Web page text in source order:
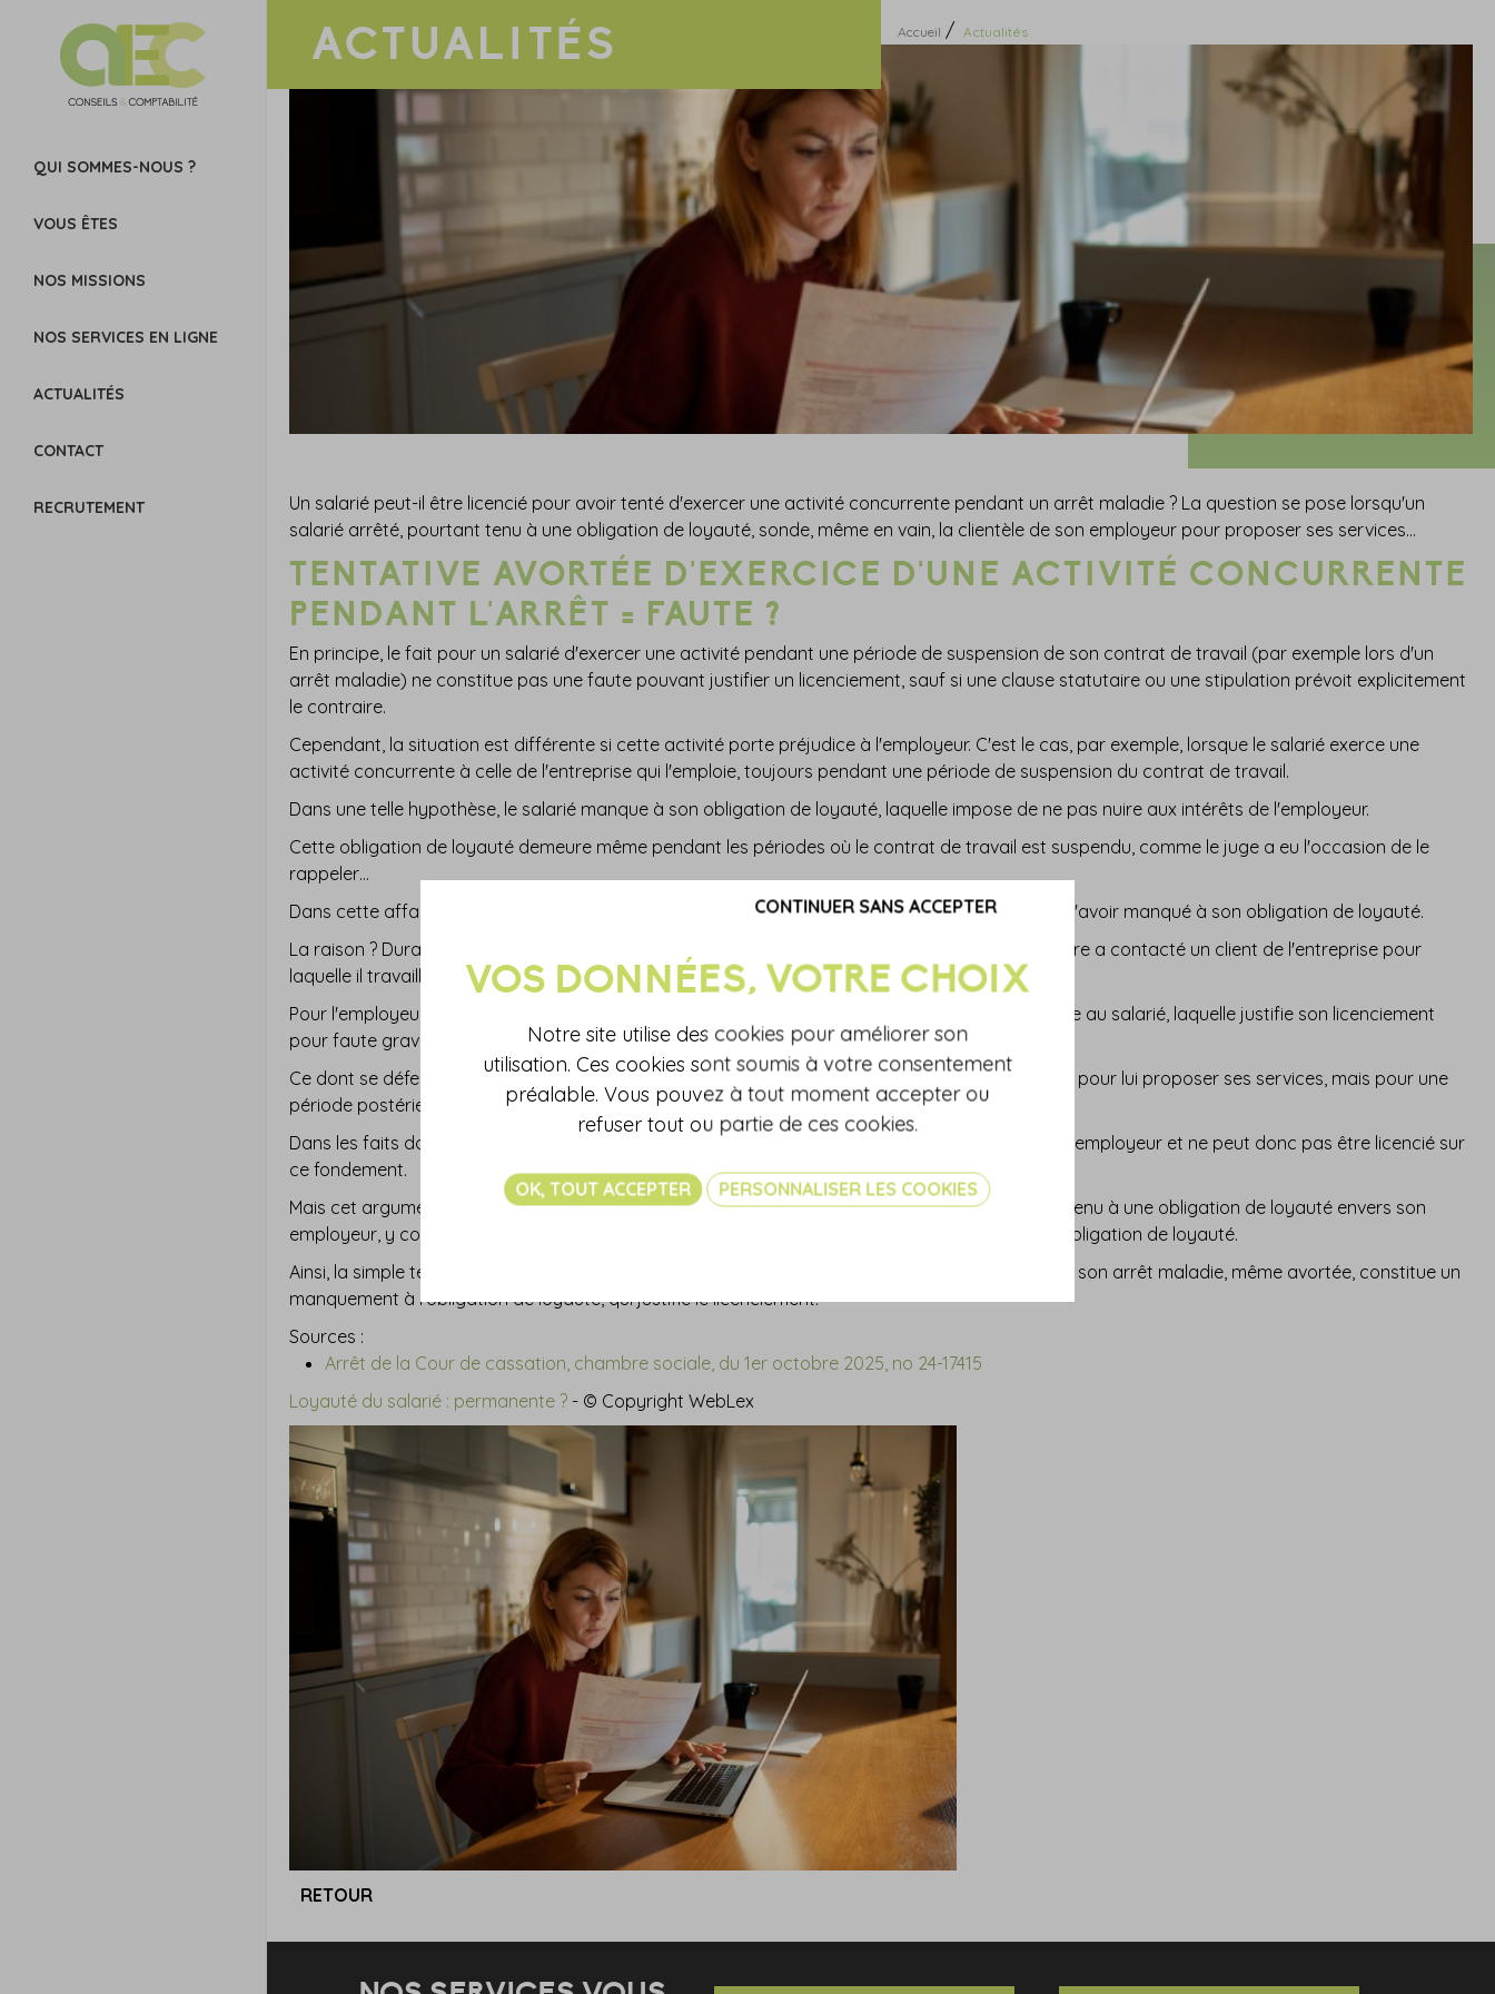
QUI SOMMES-NOUS ?
VOUS ÊTES
NOS MISSIONS
NOS SERVICES EN LIGNE
ACTUALITÉS
CONTACT
RECRUTEMENT
ACTUALITÉS Accueil / Actualités
Un salarié peut-il être licencié pour avoir tenté d'exercer une activité concurrente pendant un arrêt maladie ? La question se pose lorsqu'un
salarié arrêté, pourtant tenu à une obligation de loyauté, sonde, même en vain, la clientèle de son employeur pour proposer ses services…
TENTATIVE AVORTÉE D'EXERCICE D'UNE ACTIVITÉ CONCURRENTE
PENDANT L'ARRÊT = FAUTE ?
En principe, le fait pour un salarié d'exercer une activité pendant une période de suspension de son contrat de travail (par exemple lors d'un
arrêt maladie) ne constitue pas une faute pouvant justifier un licenciement, sauf si une clause statutaire ou une stipulation prévoit explicitement
le contraire.
Cependant, la situation est différente si cette activité porte préjudice à l'employeur. C'est le cas, par exemple, lorsque le salarié exerce une
activité concurrente à celle de l'entreprise qui l'emploie, toujours pendant une période de suspension du contrat de travail.
Dans une telle hypothèse, le salarié manque à son obligation de loyauté, laquelle impose de ne pas nuire aux intérêts de l'employeur.
Cette obligation de loyauté demeure même pendant les périodes où le contrat de travail est suspendu, comme le juge a eu l'occasion de le
rappeler…
Dans cette affaire, un peintre est licencié pour faute grave par son employeur qui lui reproche d'avoir manqué à son obligation de loyauté.
La raison ? Durant son arrêt maladie et alors que son contrat de travail était suspendu, ce peintre a contacté un client de l'entreprise pour
laquelle il travaillait afin de lui proposer ses services, pour son propre compte.
Pour l'employeur, cette tentative constitue un manquement à l'obligation de loyauté qui incombe au salarié, laquelle justifie son licenciement
pour faute grave !
Ce dont se défend le salarié qui conteste son licenciement : certes, il a bien téléphoné à ce client pour lui proposer ses services, mais pour une
période postérieure à la fin de son contrat, puisqu'il envisageait de démissionner.
Dans les faits donc, le salarié n'a pas véritablement exercé d'activité concurrente à celle de son employeur et ne peut donc pas être licencié sur
ce fondement.
Mais cet argument ne convainc pas le juge, qui donne raison à l'employeur : le salarié, qui reste tenu à une obligation de loyauté envers son
employeur, y compris pendant les périodes de suspension de son contrat, a ici manqué à son obligation de loyauté.
Ainsi, la simple tentative d'exercice d'une activité concurrente à celle de son employeur pendant son arrêt maladie, même avortée, constitue un
manquement à l'obligation de loyauté, qui justifie le licenciement.
Sources :
Arrêt de la Cour de cassation, chambre sociale, du 1er octobre 2025, no 24-17415
Loyauté du salarié : permanente ? - © Copyright WebLex
RETOUR
Notre site utilise des cookies pour améliorer son
utilisation. Ces cookies sont soumis à votre consentement
préalable. Vous pouvez à tout moment accepter ou
refuser tout ou partie de ces cookies.
OK, TOUT ACCEPTER
CONTINUER SANS ACCEPTER
PERSONNALISER LES COOKIES